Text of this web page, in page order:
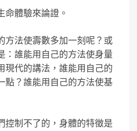
命體驗來論證。
方法使壽數多加一刻呢？或
：誰能用自己的方法使身量
現代的講法，誰能用自己的
點？誰能用自己的方法使基
控制不了的，身體的特徵是